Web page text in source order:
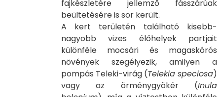
fajkészletére jellemző fásszárúak
beültetésére is sor került.
A kert területén található kisebb-
nagyobb vizes élőhelyek partjait
különféle mocsári és magaskórós
növények szegélyezik, amilyen a
pompás Teleki-virág (Telekia speciosa)
vagy az örménygyökér (Inula